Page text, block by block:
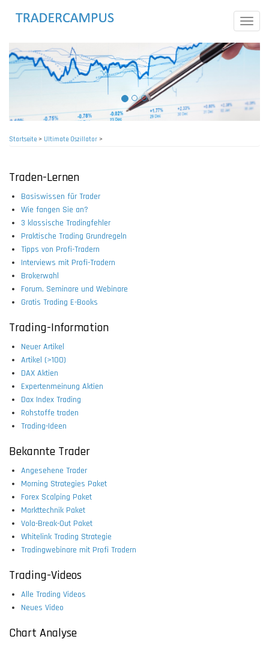
Toggle
Startseite> Ultimate Oszillator >
Traden-Lernen
Basiswissen für Trader
Wie fangen Sie an?
3 klassische Tradingfehler
Praktische Trading Grundregeln
Tipps von Profi-Tradern
Interviews mit Profi-Tradern
Brokerwahl
Forum, Seminare und Webinare
Gratis Trading E-Books
Trading-Information
Neuer Artikel
Artikel (>100)
DAX Aktien
Expertenmeinung Aktien
Dax Index Trading
Rohstoffe traden
Trading-Ideen
Bekannte Trader
Angesehene Trader
Morning Strategies Paket
Forex Scalping Paket
Markttechnik Paket
Vola-Break-Out Paket
Whitelink Trading Strategie
Tradingwebinare mit Profi Tradern
Trading-Videos
Alle Trading Videos
Neues Video
Chart Analyse